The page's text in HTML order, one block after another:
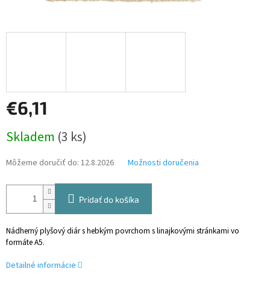
€6,11
cena:
Skladem (3 ks)
Môžeme doručiť do: 12.8.2026 Možnosti doručenia
Pridať do košíka
Nádherný plyšový diár s hebkým povrchom s linajkovými stránkami vo
formáte A5.
Detailné informácie